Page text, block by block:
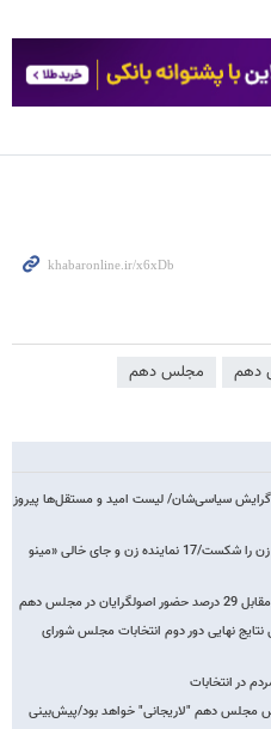
دهم مجلس دهم
با گرایش سیاسی‌شان/ لیست امید و مستقل‌ها پیروز
مجلس دهم رکورد تعداد نمایندگان زن را شکست/17 نماینده زن و جای خالی «مینو
نتایج نهایی دور دوم انتخابات مجلس شورای
در انتخابات
مجلس دهم "لاریجانی" خواهد بود/پیش‌بینی